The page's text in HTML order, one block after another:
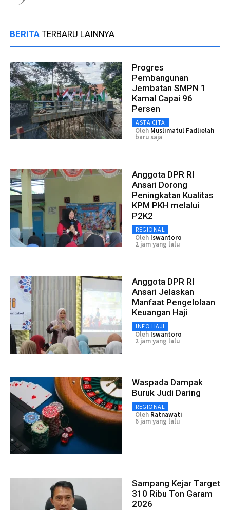
BERITA TERBARU LAINNYA
Progres
Pembangunan
Jembatan SMPN 1
Kamal Capai 96
Persen
ASTA CITA
Oleh Muslimatul Fadlielah
baru saja
Anggota DPR RI
Ansari Dorong
Peningkatan Kualitas
KPM PKH melalui
P2K2
REGIONAL
Oleh Iswantoro
2 jam yang lalu
Anggota DPR RI
Ansari Jelaskan
Manfaat Pengelolaan
Keuangan Haji
INFO HAJI
Oleh Iswantoro
2 jam yang lalu
Waspada Dampak
Buruk Judi Daring
REGIONAL
Oleh Ratnawati
6 jam yang lalu
Sampang Kejar Target
310 Ribu Ton Garam
2026